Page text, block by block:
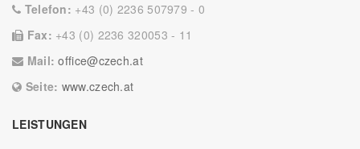
Telefon: +43 (0) 2236 507979 - 0
Fax: +43 (0) 2236 320053 - 11
Mail:office@czech.at
Seite: www.czech.at
LEISTUNGEN